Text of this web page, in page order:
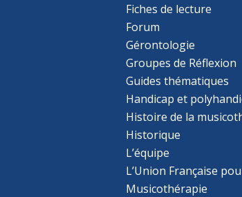
Fiches de lecture
Forum
Gérontologie
Groupes de Réflexion
Guides thématiques
Handicap et
Histoire de la
Historique
L’équipe
L’Union Française
Musicothérapie